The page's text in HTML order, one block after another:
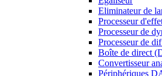
Eliminateur de
Processeur
Processeur de
Processeur de
Boîte de direct
Convertisseur
Périphériques